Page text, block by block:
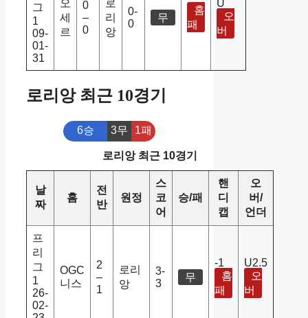
그
1
09-
01-
31
오
세
르
0
–
0
로
리
앙
0-
0
무
홈
패
U
오
버
로리앙 최근 10경기
6승 3무 1패
로리앙 최근 10경기
날
짜
홈
전
반
원정
스
코
어
승/패
핸
디
캡
오
버/
언더
프
리
그
1
26-
02-
OGC
니스
2
–
1
로리
앙
3-
3
무
-1
홈
패
U2.5
오
버